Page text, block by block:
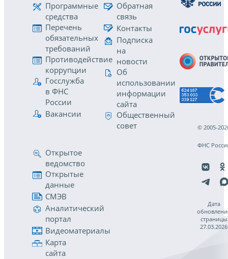
Программные
средства
Перечень
обязательных
требований
Противодействие
коррупции
Госслужба
в ФНС
России
Вакансии
Обратная
связь
Контакты
Подписка
на
новости
Об
использовании
информации
сайта
Общественный
совет
Открытое
ведомство
Открытые
данные
СМЭВ
Аналитический
портал
Видеоматериалы
Карта
сайта
© 2005-
ФНС
Дата
страницы
27.03.2026